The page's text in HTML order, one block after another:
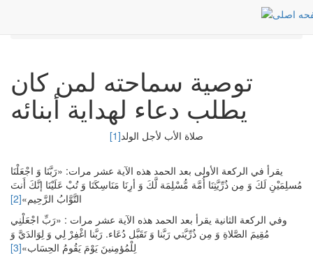
توصية سماحته لمن كان
يطلب دعاء لهداية أبنائه
صلاة الأب لأجل الولد[1]
يقرأ في الركعة الأولى بعد الحمد هذه الآية عشر مرات: «رَبَّنَا وَ اجْعَلْنَا
مُسلِمَيْنِ لَكَ وَ مِن ذُرِّيَّتِنَا أُمَّة مُّسْلِمَة لَّكَ وَ أرِنَا مَنَاسِكَنَا وَ تُبْ عَلَيْنَا إنَّكَ أَنتَ
التَّوَّابُ الرَّحِيم»[2]
وفي الركعة الثانية يقرأ بعد الحمد هذه الآية عشر مرات : «رَبِّ اجْعَلْنِي
مُقِيمَ الصَّلاةِ وَ مِن ذُرِّيَّتي رَبَّنا وَ تَقَبَّل دُعَاء. رَبَّنا اغْفِرْ لِي وَ لِوَالدَيَّ وَ
لِلْمُؤمِنينَ يَوْمَ يَقُومُ الحِسَاب»[3]